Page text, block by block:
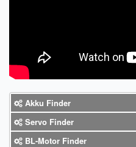
Unsere Philosophie
MEIN KONTO
WARENKORB
Akku Finder
Servo Finder
BL-Motor Finder